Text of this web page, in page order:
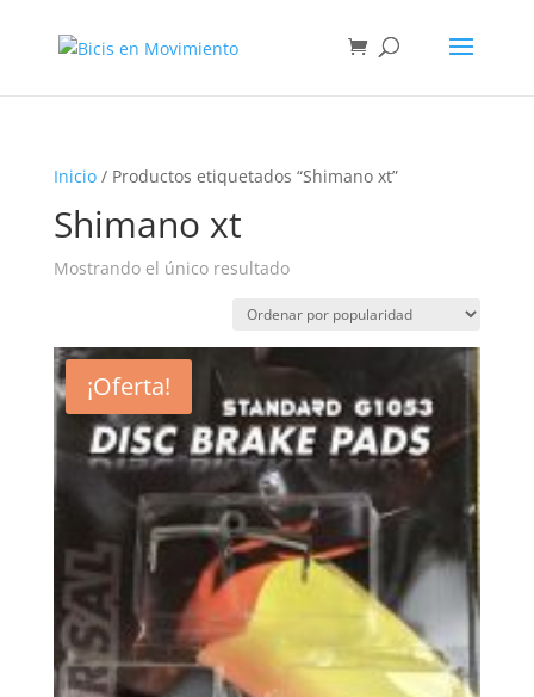
Inicio/ Productos etiquetados “Shimano xt”
Shimano xt
Mostrando el único resultado
¡Oferta!